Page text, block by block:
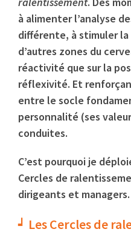
à alimenter l’analyse
différente, à stimuler
d’autres zones du
réactivité que sur la
réflexivité. Et
entre le socle
personnalité (ses
conduites.
C’est pourquoi je
Cercles de
dirigeants et managers.
Les Cercles de